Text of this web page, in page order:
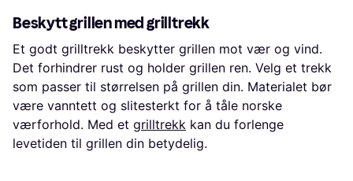
Beskytt grillen med grilltrekk
Et godt grilltrekk beskytter grillen mot vær og vind.
Det forhindrer rust og holder grillen ren. Velg et trekk
som passer til størrelsen på grillen din. Materialet bør
være vanntett og slitesterkt for å tåle norske
værforhold. Med et grilltrekk kan du forlenge
levetiden til grillen din betydelig.